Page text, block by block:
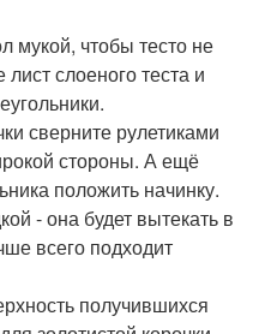
мукой, чтобы тесто не
слоеного теста и
сверните рулетиками
стороны. А ещё
положить начинку.
- она будет вытекать в
всего подходит
получившихся